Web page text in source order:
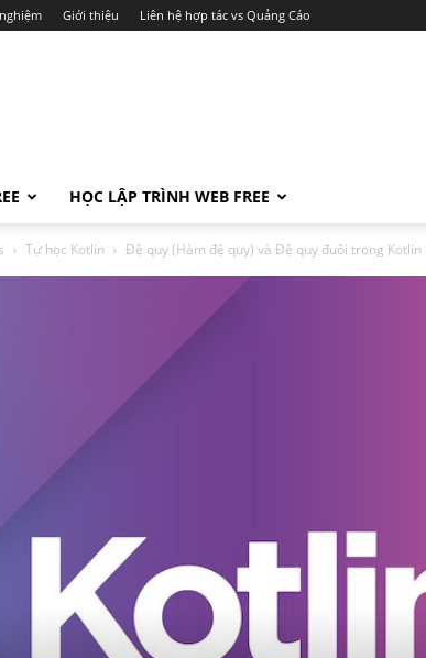
Giới thiệu Liên hệ hợp tác vs Quảng Cáo
HỌC LẬP TRÌNH WEB FREE
Tự học Kotlin Đệ quy (Hàm đệ quy) và Đệ quy đuôi trong Kotlin